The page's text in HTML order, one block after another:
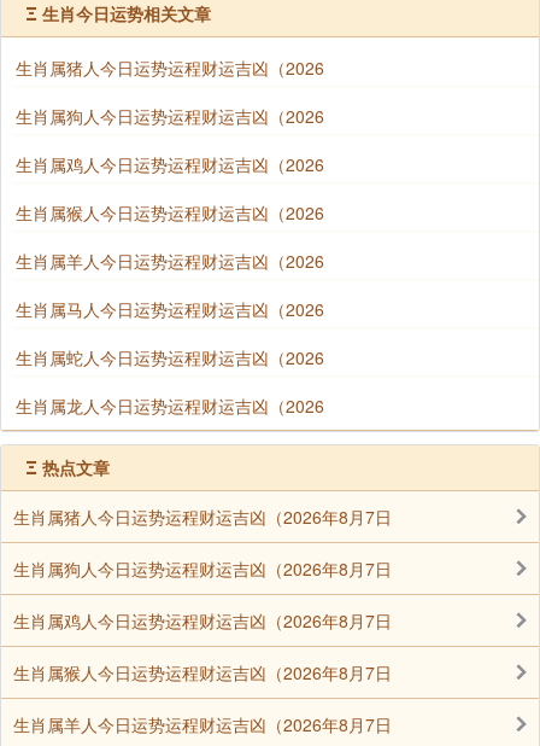
Ξ 生肖今日运势相关文章
生肖属猪人今日运势运程财运吉凶（2026
生肖属狗人今日运势运程财运吉凶（2026
生肖属鸡人今日运势运程财运吉凶（2026
生肖属猴人今日运势运程财运吉凶（2026
生肖属羊人今日运势运程财运吉凶（2026
生肖属马人今日运势运程财运吉凶（2026
生肖属蛇人今日运势运程财运吉凶（2026
生肖属龙人今日运势运程财运吉凶（2026
Ξ 热点文章
生肖属猪人今日运势运程财运吉凶（2026年8月7日
生肖属狗人今日运势运程财运吉凶（2026年8月7日
生肖属鸡人今日运势运程财运吉凶（2026年8月7日
生肖属猴人今日运势运程财运吉凶（2026年8月7日
生肖属羊人今日运势运程财运吉凶（2026年8月7日